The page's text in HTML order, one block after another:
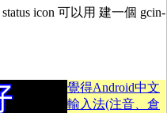
icon 可以用 建一個 gcin-
覺得Android中文
輸入法(注音、倉